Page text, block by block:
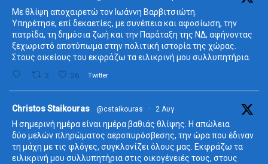
Με θλίψη αποχαιρετώ τον Ιωάννη Βαρβιτσιώτη.
Υπηρέτησε, επί δεκαετίες, με συνέπεια και αφοσίωση, την
πατρίδα, τη δημόσια ζωή και την Παράταξη της ΝΔ, αφήνοντας
ξεχωριστό αποτύπωμα στην πολιτική ιστορία της χώρας.
Στους οικείους του εκφράζω τα ειλικρινή μου συλλυπητήρια.
2 26 Twitter
Christos Staikouras @cstaikouras · 2 Αυγ
Η σημερινή ημέρα είναι ημέρα βαθιάς θλίψης. Η απώλεια
δύο μελών πληρώματος αεροπυρόσβεσης, την ώρα που έδιναν
τη μάχη με τις φλόγες, συγκλονίζει όλους μας. Εκφράζω τα
ειλικρινή μου συλλυπητήρια στις οικογένειές τους, στους